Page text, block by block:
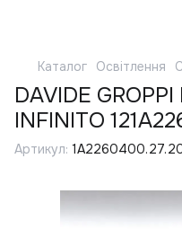
Каталог Освітлення
DAVIDE
INFINITO
Артикул: